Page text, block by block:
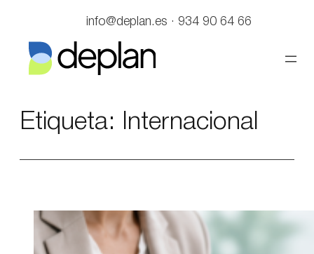
contenido
info@deplan.es · 934 90 64 66
Etiqueta: Internacional